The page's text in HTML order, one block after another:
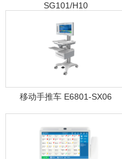
SG101/H10
移动手推车 E6801-SX06